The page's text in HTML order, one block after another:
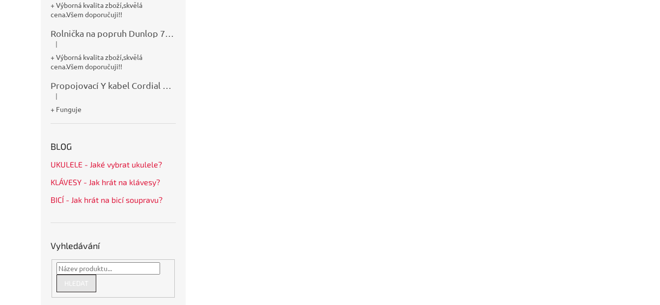
+ Výborná kvalita zboží,skvělá
cena.Všem doporučuji!!
Hodnocení produktu je 5 z 5 hvězdiček.
|
+ Výborná kvalita zboží,skvělá
cena.Všem doporučuji!!
Hodnocení produktu je 5 z 5 hvězdiček.
|
+ Funguje
BLOG
UKULELE - Jaké vybrat ukulele?
KLÁVESY - Jak hrát na klávesy?
BICÍ - Jak hrát na bicí soupravu?
Vyhledávání
HLEDAT